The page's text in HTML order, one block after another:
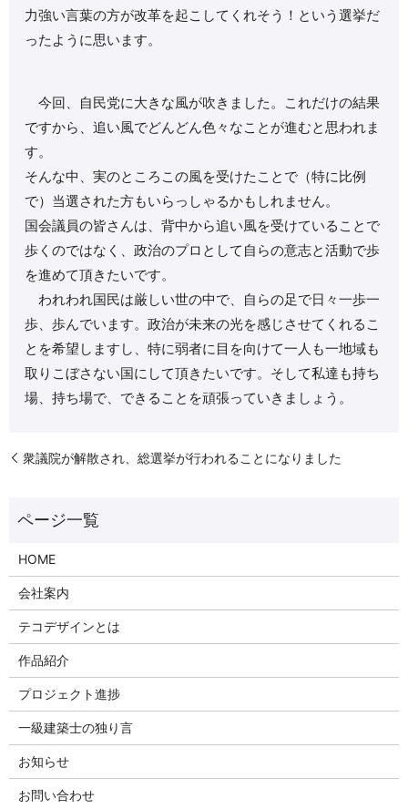
力強い言葉の方が改革を起こしてくれそう！という選挙だ
ったように思います。
今回、自民党に大きな風が吹きました。これだけの結果
ですから、追い風でどんどん色々なことが進むと思われま
す。
そんな中、実のところこの風を受けたことで（特に比例
で）当選された方もいらっしゃるかもしれません。
国会議員の皆さんは、背中から追い風を受けていることで
歩くのではなく、政治のプロとして自らの意志と活動で歩
を進めて頂きたいです。
われわれ国民は厳しい世の中で、自らの足で日々一歩一
歩、歩んでいます。政治が未来の光を感じさせてくれるこ
とを希望しますし、特に弱者に目を向けて一人も一地域も
取りこぼさない国にして頂きたいです。そして私達も持ち
場、持ち場で、できることを頑張っていきましょう。
衆議院が解散され、総選挙が行われることになりました
HOME
会社案内
テコデザインとは
作品紹介
プロジェクト進捗
一級建築士の独り言
お知らせ
お問い合わせ